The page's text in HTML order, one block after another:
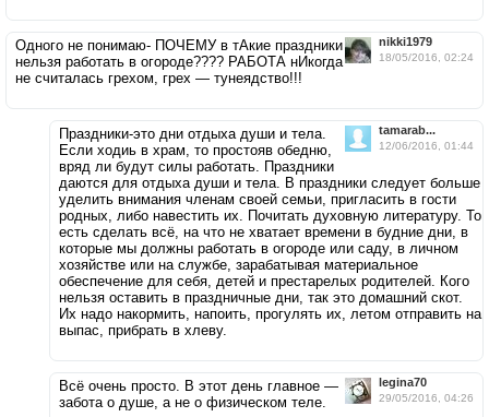
nikki1979
18/05/2016, 02:24
Одного не понимаю- ПОЧЕМУ в тАкие праздники
нельзя работать в огороде???? РАБОТА нИкогда
не считалась грехом, грех — тунеядство!!!
tamarab...
12/06/2016, 01:44
Праздники-это дни отдыха души и тела.
Если ходиь в храм, то простояв обедню,
вряд ли будут силы работать. Праздники
даются для отдыха души и тела. В праздники следует больше
уделить внимания членам своей семьи, пригласить в гости
родных, либо навестить их. Почитать духовную литературу. То
есть сделать всё, на что не хватает времени в будние дни, в
которые мы должны работать в огороде или саду, в личном
хозяйстве или на службе, зарабатывая материальное
обеспечение для себя, детей и престарелых родителей. Кого
нельзя оставить в праздничные дни, так это домашний скот.
Их надо накормить, напоить, прогулять их, летом отправить на
выпас, прибрать в хлеву.
legina70
29/05/2016, 04:26
Всё очень просто. В этот день главное —
забота о душе, а не о физическом теле.